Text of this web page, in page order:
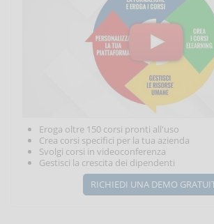
Eroga oltre 150 corsi pronti all'uso
Crea corsi specifici per la tua azienda
Svolgi corsi in videoconferenza
Gestisci la crescita dei dipendenti
RICHIEDI UNA DEMO